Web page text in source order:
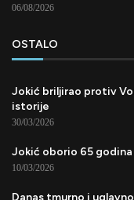
06/08/2026
OSTALO
Jokić briljirao protiv
istorije
30/03/2026
Jokić oborio 65
10/03/2026
Danas tmurno i